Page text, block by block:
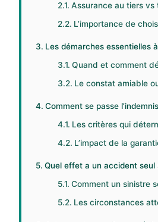
Assurance au tiers vs
L’importance de
Les démarches essentielles
Quand et comment
Le constat amiable
Comment se passe
Les critères qui
L’impact de la
Quel effet a un accident
Comment un sinistre
Les circonstances